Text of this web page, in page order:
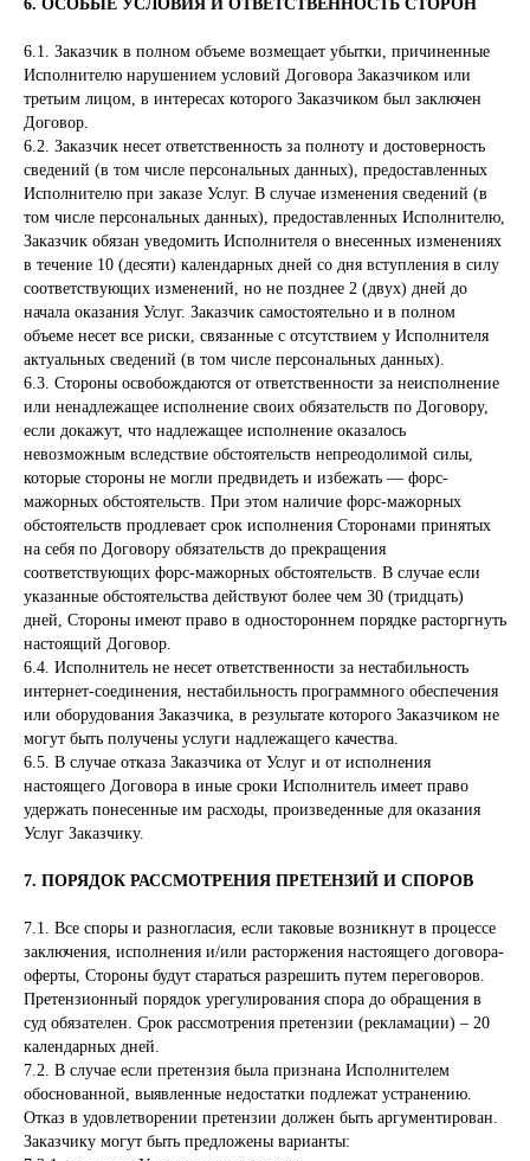
6. ОСОБЫЕ УСЛОВИЯ И ОТВЕТСТВЕННОСТЬ СТОРОН
6.1. Заказчик в полном объеме возмещает убытки, причиненные
Исполнителю нарушением условий Договора Заказчиком или
третьим лицом, в интересах которого Заказчиком был заключен
Договор.
6.2. Заказчик несет ответственность за полноту и достоверность
сведений (в том числе персональных данных), предоставленных
Исполнителю при заказе Услуг. В случае изменения сведений (в
том числе персональных данных), предоставленных Исполнителю,
Заказчик обязан уведомить Исполнителя о внесенных изменениях
в течение 10 (десяти) календарных дней со дня вступления в силу
соответствующих изменений, но не позднее 2 (двух) дней до
начала оказания Услуг. Заказчик самостоятельно и в полном
объеме несет все риски, связанные с отсутствием у Исполнителя
актуальных сведений (в том числе персональных данных).
6.3. Стороны освобождаются от ответственности за неисполнение
или ненадлежащее исполнение своих обязательств по Договору,
если докажут, что надлежащее исполнение оказалось
невозможным вследствие обстоятельств непреодолимой силы,
которые стороны не могли предвидеть и избежать — форс-
мажорных обстоятельств. При этом наличие форс-мажорных
обстоятельств продлевает срок исполнения Сторонами принятых
на себя по Договору обязательств до прекращения
соответствующих форс-мажорных обстоятельств. В случае если
указанные обстоятельства действуют более чем 30 (тридцать)
дней, Стороны имеют право в одностороннем порядке расторгнуть
настоящий Договор.
6.4. Исполнитель не несет ответственности за нестабильность
интернет-соединения, нестабильность программного обеспечения
или оборудования Заказчика, в результате которого Заказчиком не
могут быть получены услуги надлежащего качества.
6.5. В случае отказа Заказчика от Услуг и от исполнения
настоящего Договора в иные сроки Исполнитель имеет право
удержать понесенные им расходы, произведенные для оказания
Услуг Заказчику.
7. ПОРЯДОК РАССМОТРЕНИЯ ПРЕТЕНЗИЙ И СПОРОВ
7.1. Все споры и разногласия, если таковые возникнут в процессе
заключения, исполнения и/или расторжения настоящего договора-
оферты, Стороны будут стараться разрешить путем переговоров.
Претензионный порядок урегулирования спора до обращения в
суд обязателен. Срок рассмотрения претензии (рекламации) – 20
календарных дней.
7.2. В случае если претензия была признана Исполнителем
обоснованной, выявленные недостатки подлежат устранению.
Отказ в удовлетворении претензии должен быть аргументирован.
Заказчику могут быть предложены варианты: